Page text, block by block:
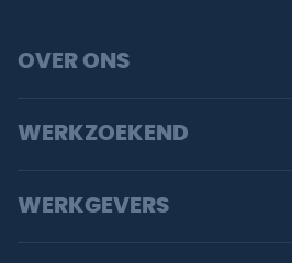
OVER ONS
WERKZOEKEND
WERKGEVERS